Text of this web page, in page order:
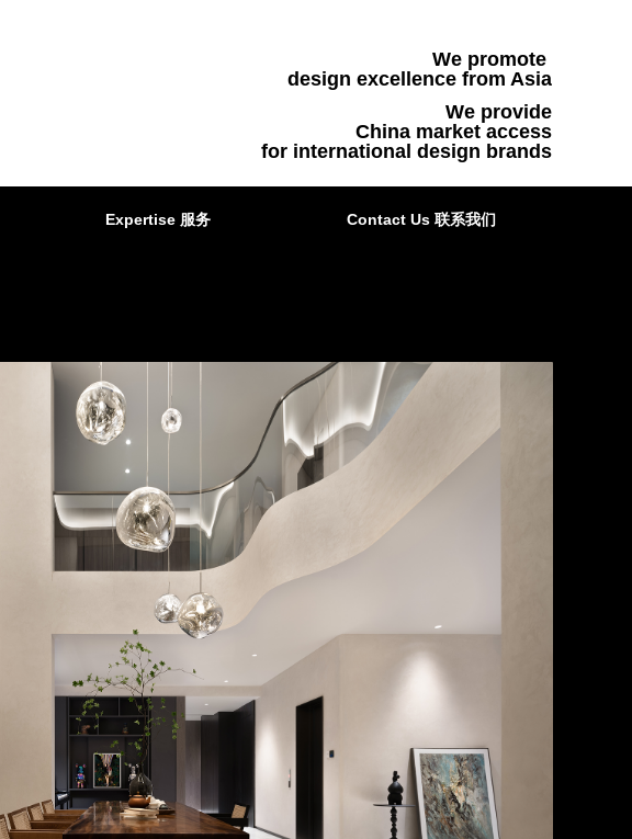
Expertise 服务 Contact Us 联系我们
We promote
design excellence from Asia
We provide
China market access
for international design brands